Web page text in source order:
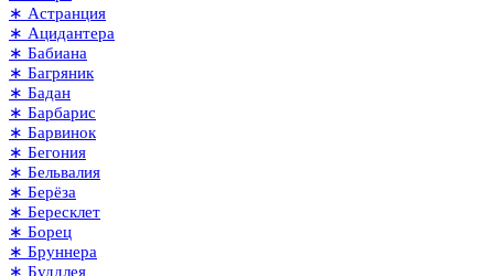
∗ Астранция
∗ Ацидантера
∗ Бабиана
∗ Багряник
∗ Бадан
∗ Барбарис
∗ Барвинок
∗ Бегония
∗ Бельвалия
∗ Берёза
∗ Бересклет
∗ Борец
∗ Бруннера
∗ Буддлея